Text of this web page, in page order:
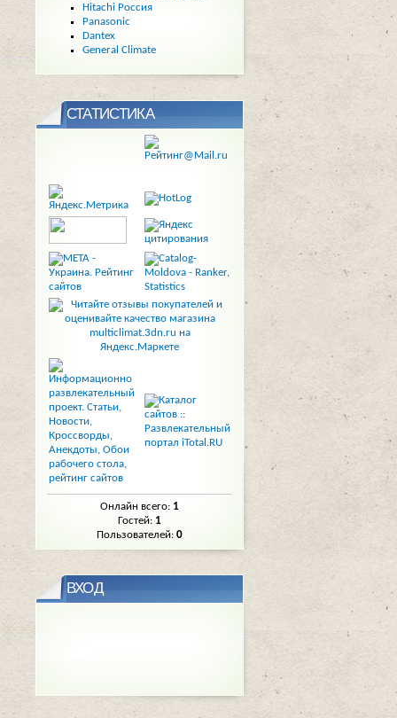
Hitachi Россия
Panasonic
Dantex
General Climate
СТАТИСТИКА
Онлайн всего: 1
Гостей: 1
Пользователей: 0
ВХОД